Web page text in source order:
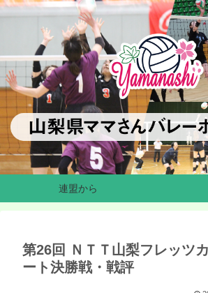
連盟から
第26回 ＮＴＴ山梨フレッツ
ート決勝戦・戦評